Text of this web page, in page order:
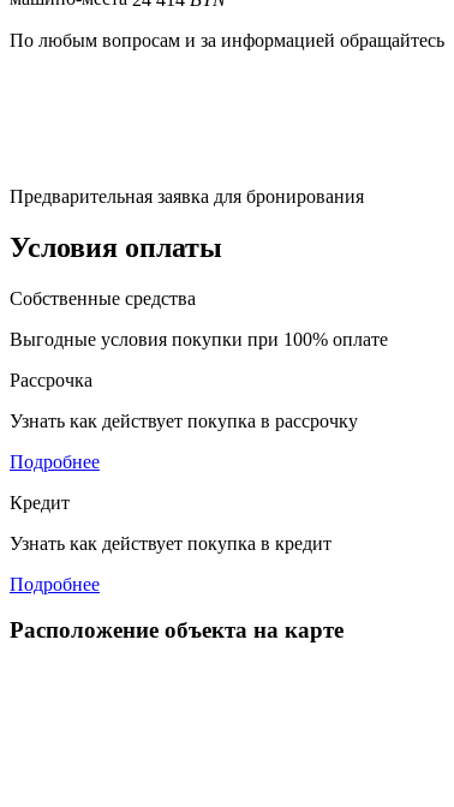
По любым вопросам и за информацией обращайтесь
Предварительная заявка для бронирования
Условия оплаты
Собственные средства
Выгодные условия покупки при 100% оплате
Рассрочка
Узнать как действует покупка в рассрочку
Подробнее
Кредит
Узнать как действует покупка в кредит
Подробнее
Расположение объекта на карте